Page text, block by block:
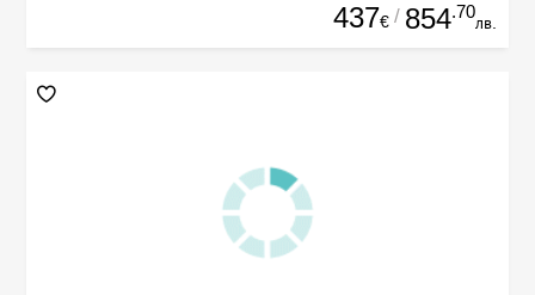
437€ / 854.70
лв.